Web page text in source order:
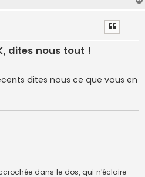
dites nous tout !
dites nous ce que vous en
dans le dos, qui n'éclaire